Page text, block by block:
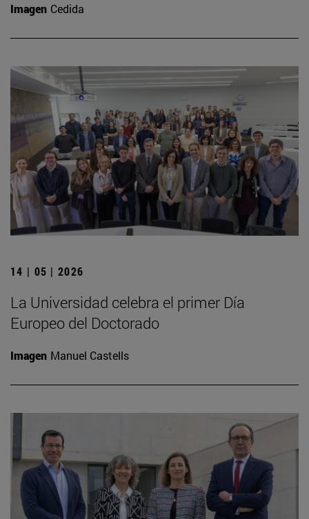
Imagen Cedida
14 | 05 | 2026
La Universidad celebra el primer Día
Europeo del Doctorado
Imagen Manuel Castells